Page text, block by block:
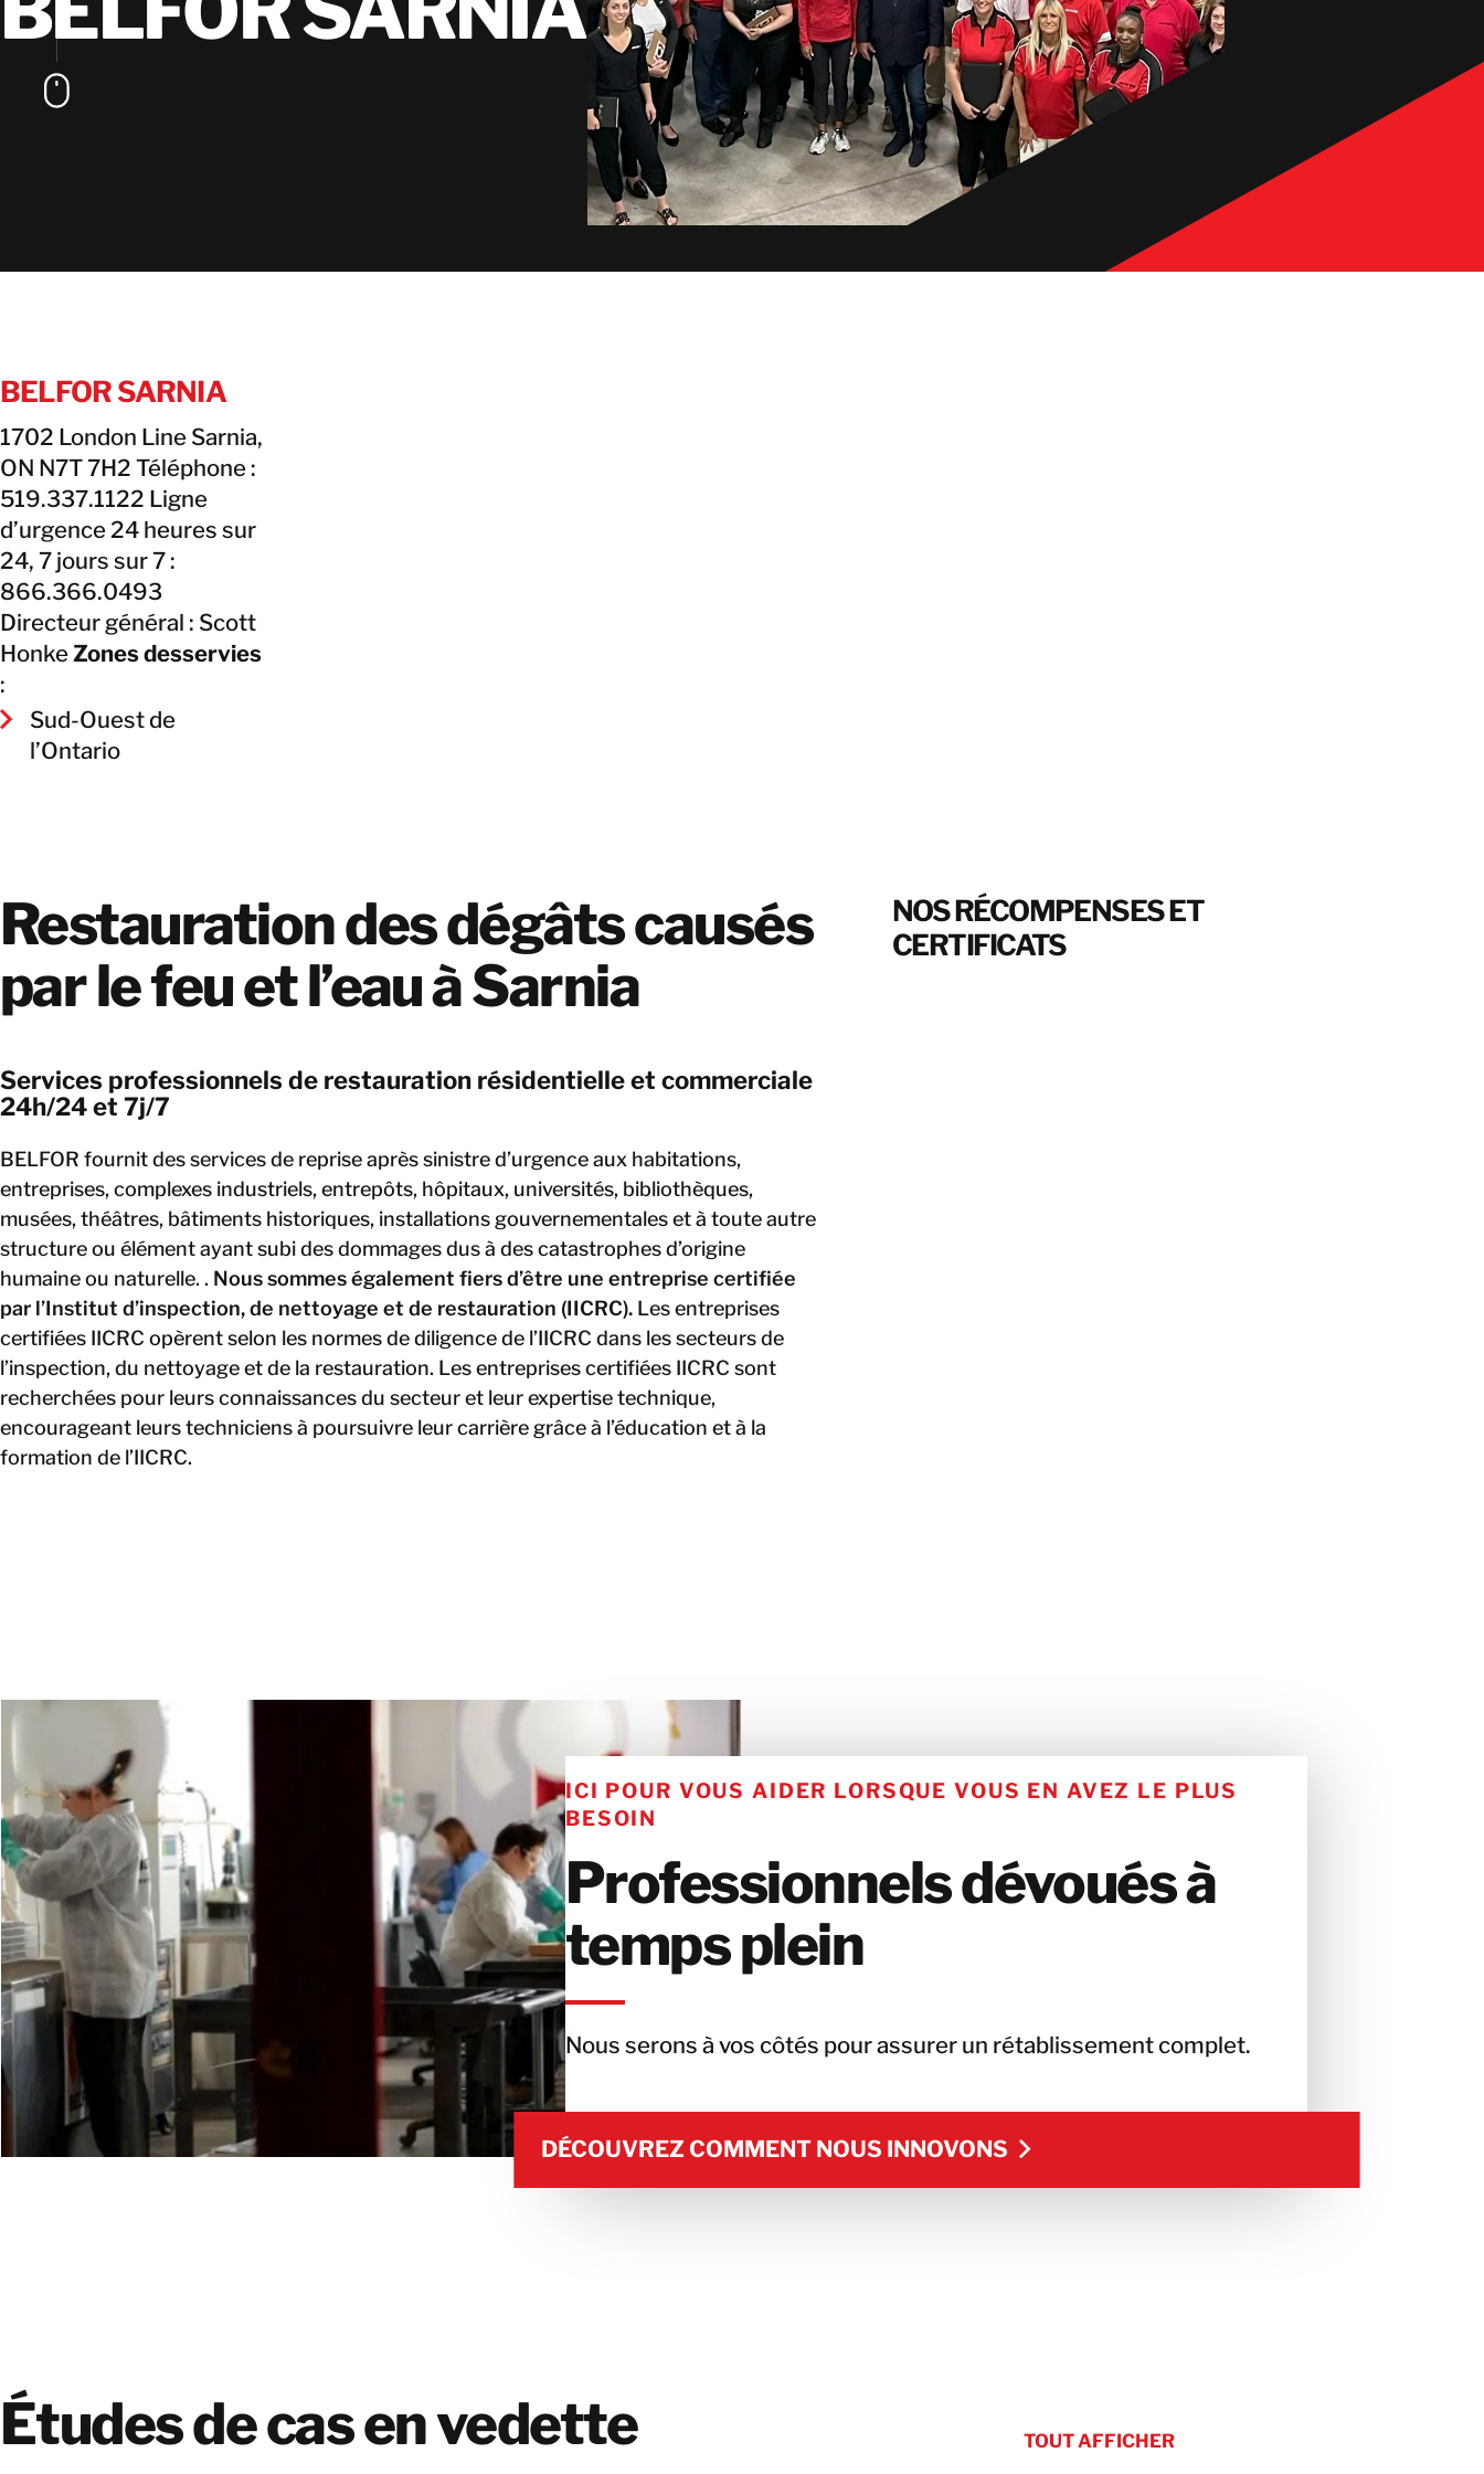
Norway
Poland
Sweden
Switzerland
United Kingdom
Japan
Singapore
BELFOR SARNIA
1702 London Line Sarnia,
ON N7T 7H2 Téléphone :
519.337.1122 Ligne
d’urgence 24 heures sur
24, 7 jours sur 7 :
866.366.0493
Directeur général : Scott
HonkeZones desservies
:
Sud-Ouest de
l’Ontario
Restauration des dégâts causés
par le feu et l’eau à Sarnia
Services professionnels de restauration résidentielle et commerciale
24h/24 et 7j/7
BELFOR fournit des services de reprise après sinistre d’urgence aux habitations,
entreprises, complexes industriels, entrepôts, hôpitaux, universités, bibliothèques,
musées, théâtres, bâtiments historiques, installations gouvernementales et à toute autre
structure ou élément ayant subi des dommages dus à des catastrophes d’origine
humaine ou naturelle. . Nous sommes également fiers d’être une entreprise certifiée
par l’Institut d’inspection, de nettoyage et de restauration (IICRC). Les entreprises
certifiées IICRC opèrent selon les normes de diligence de l’IICRC dans les secteurs de
l’inspection, du nettoyage et de la restauration. Les entreprises certifiées IICRC sont
recherchées pour leurs connaissances du secteur et leur expertise technique,
encourageant leurs techniciens à poursuivre leur carrière grâce à l’éducation et à la
formation de l’IICRC.
NOS RÉCOMPENSES ET
CERTIFICATS
ICI POUR VOUS AIDER LORSQUE VOUS EN AVEZ LE PLUS
BESOIN
Professionnels dévoués à
temps plein
Nous serons à vos côtés pour assurer un rétablissement complet.
DÉCOUVREZ COMMENT NOUS INNOVONS
Études de cas en vedette TOUT AFFICHER